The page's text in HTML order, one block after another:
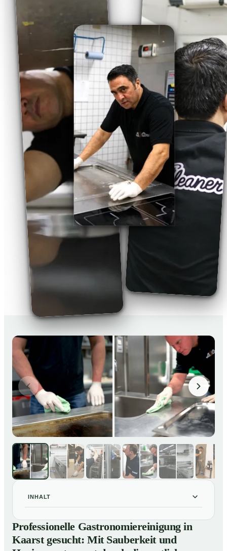
INHALT
01 Professionelle Gastronomiereinigung in Kaarst
gesucht: Mit Sauberkeit und Hygiene entspannt durch
die amtliche Kontrolle
Professionelle Gastronomiereinigung in
Kaarst gesucht: Mit Sauberkeit und